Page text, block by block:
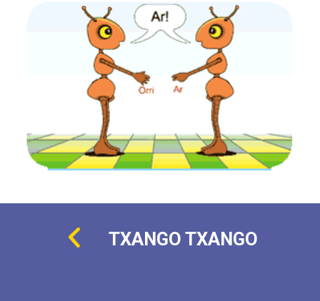
TXANGO TXANGO